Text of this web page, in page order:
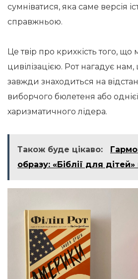
сумніватися, яка саме версія
справжньою.
Це твір про крихкість того,
цивілізацією. Рот нагадує
завжди знаходиться на
виборчого бюлетеня або
харизматичного лідера.
Також буде цікаво:
образу: «Біблії для